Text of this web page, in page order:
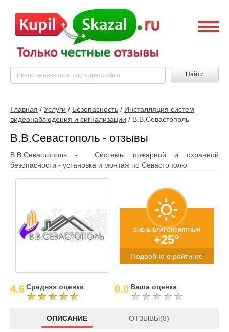
Найти
Главная / Услуги / Безопасность / Инсталляция систем
видеонаблюдения и сигнализации / В.В.Севастополь
В.В.Севастополь - отзывы
В.В.Севастополь - Системы пожарной и охранной
безопасности - установка и монтаж по Севастополю
ОЧЕНЬ БЛАГОПРИЯТНЫЙ
+25°
Подробно о рейтинге
4.6Средняя оценка 0.0 Ваша оценка
ОПИСАНИЕ ОТЗЫВЫ(8)